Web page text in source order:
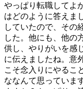
やっぱり転職してよ
はどのように答えま
していたので、その
した。他にも、他の
供し、やりがいを感
に伝えましたね。意
こそ念入りにやるこ
ななんて思っていま